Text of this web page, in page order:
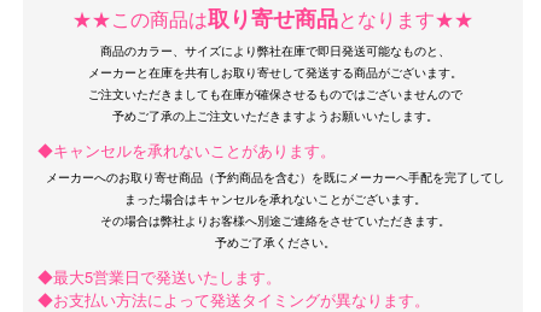
★★この商品は取り寄せ商品となります★★
商品のカラー、サイズにより弊社在庫で即日発送可能なものと、
メーカーと在庫を共有しお取り寄せして発送する商品がございます。
ご注文いただきましても在庫が確保させるものではございませんので
◆キャンセルを承れないことがあります。
メーカーへのお取り寄せ商品（予約商品を含む）を既にメーカーへ手配を完了してし
まった場合はキャンセルを承れないことがございます。
その場合は弊社よりお客様へ別途ご連絡をさせていただきます。
◆最大5営業日で発送いたします。
◆お支払い方法によって発送タイミングが異なります。